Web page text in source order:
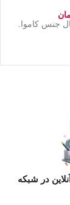
۳ تا ۷ سال جنس کاموا.
در شبکه